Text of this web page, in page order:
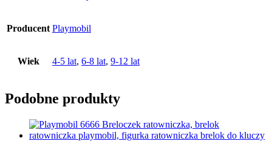
Producent Playmobil
Wiek 4-5 lat, 6-8 lat, 9-12 lat
Podobne produkty